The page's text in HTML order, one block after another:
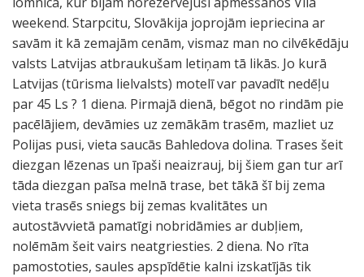
weekend. Starpcitu, Slovākija joprojām iepriecina ar
savām it kā zemajām cenām, vismaz man no cilvēkēdāju
valsts Latvijas atbraukušam letiņam tā likās. Jo kurā
Latvijas (tūrisma lielvalsts) motelī var pavadīt nedēļu
par 45 Ls ? 1 diena. Pirmajā dienā, bēgot no rindām pie
pacēlājiem, devāmies uz zemākām trasēm, mazliet uz
Polijas pusi, vieta saucās Bahledova dolina. Trases šeit
diezgan lēzenas un īpaši neaizrauj, bij šiem gan tur arī
tāda diezgan paīsa melnā trase, bet tākā šī bij zema
vieta trasēs sniegs bij zemas kvalitātes un
autostāvvietā pamatīgi nobridāmies ar dubļiem,
nolēmām šeit vairs neatgriesties. 2 diena. No rīta
pamostoties, saules apspīdētie kalni izskatījās tik